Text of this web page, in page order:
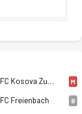
FC Kosova Zurich M
FC Freienbach B